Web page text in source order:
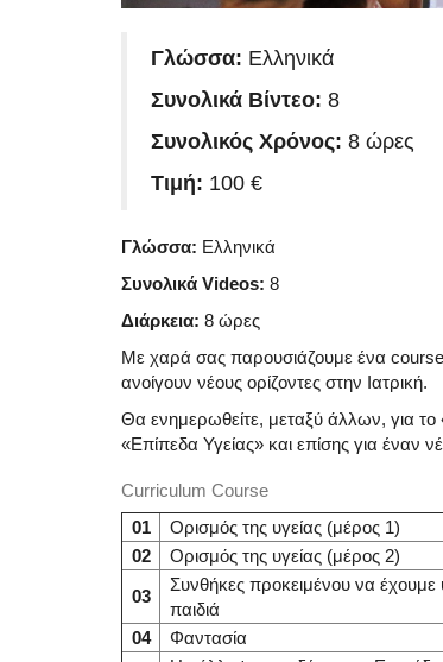
Γλώσσα: Ελληνικά
Συνολικά Βίντεο: 8
Συνολικός Χρόνος: 8 ώρες
Τιμή: 100 €
Γλώσσα: Ελληνικά
Συνολικά Videos: 8
Διάρκεια: 8 ώρες
Με χαρά σας παρουσιάζουμε ένα course
ανοίγουν νέους ορίζοντες στην Ιατρική.
Θα ενημερωθείτε, μεταξύ άλλων, για
«Επίπεδα Υγείας» και επίσης για έναν
Curriculum Course
01
Ορισμός της υγείας (μέρος 1)
02
Ορισμός της υγείας (μέρος 2)
03
Συνθήκες προκειμένου να έχουμε
παιδιά
04 Φαντασία